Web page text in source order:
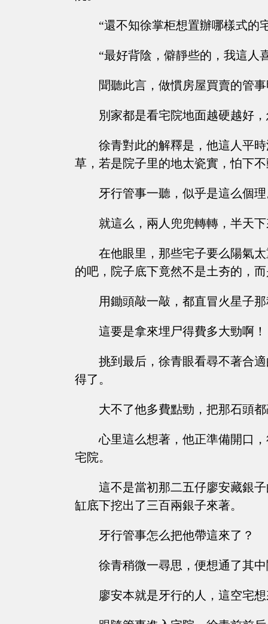
“還不知徐掌柜想置辦哪樣式的
“最好背陰，僻靜些的，我這人
聞聽此言，做慣房屋買賣的管
別家都是看宅院地面越硬越好
徐青對此的解釋是，他這人平
草，若是院子里的地太瓷實，怕下
牙行管事一聽，似乎是這么個
就這么，兩人兜兜轉轉，半天
在他眼里，那些宅子要么陽氣
的吧，院子底下竟然不是土夯的，
用鋤頭敲一敲，都直冒火星子
這要是拿來埋尸得費多大勁啊！
挑到最后，徐青眼看尋不著合
得了。
大不了他多費點勁，把那石頭
心里這么想著，他正準備開口
宅院。
這不是當初那二五仔廖安藏銀
缸底下挖出了三百兩銀子來著。
牙行管事怎么把他帶這來了？
徐青稍微一尋思，便想通了其
廖安本就是牙行的人，這空宅